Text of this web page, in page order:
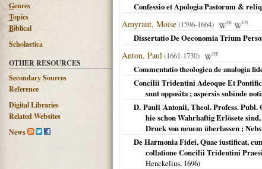
Genres
Topics
Biblical
Scholastica
OTHER RESOURCES
Secondary Sources
Reference
Digital Libraries
Related Websites
News
Confessio et Apologia Pastorum &
Amyraut, Moïse(1596-1664) FR EN
Dissertatio De Oeconomia Trium
Anton, Paul(1661-1730) DE
Commentatio theologica de analogia
Concilii Tridentini Adeoque Et
sunt opposita ; aspersis subinde
D. Pauli Antonii, Theol. Profess. Publ.
hie schon Wahrhaftig Erlösete
Druck von neuem überlassen ;
De Harmonia Fidei, Quae iustificat,
collatione Concilii Tridentini
Henckelius, 1696)